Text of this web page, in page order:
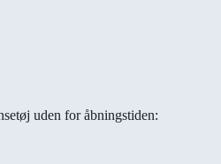
uden for åbningstiden: